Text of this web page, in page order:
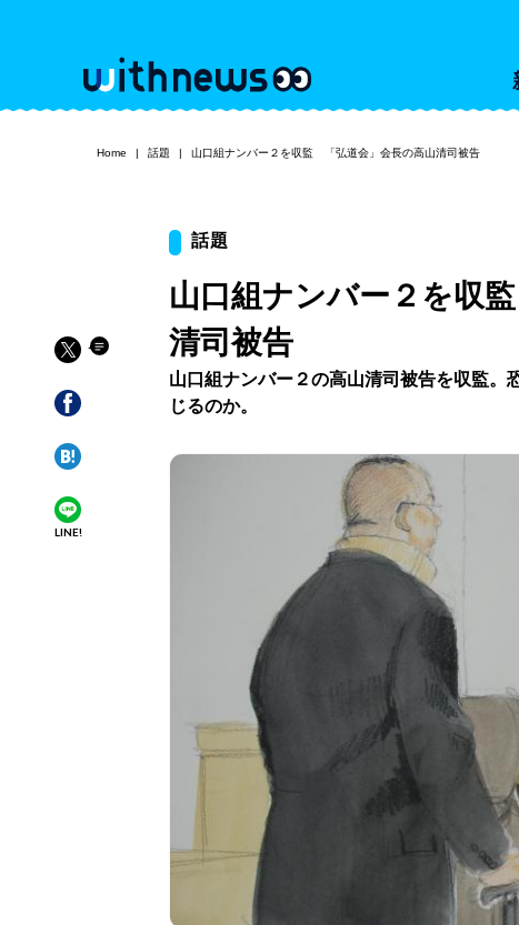
Home 話題 山口組ナンバー２を収監 「弘道会」会長の高山清司被告
LINE!
話題
山口組ナンバー２を収
清司被告
山口組ナンバー２の高山清司被告を収監。
じるのか。